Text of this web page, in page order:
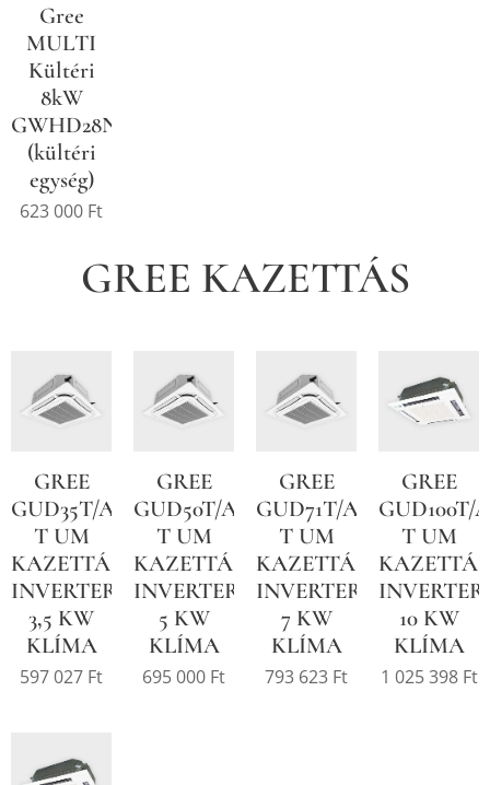
Gree
MULTI
Kültéri
8kW
GWHD28NK600
(kültéri
egység)
623 000 Ft
GREE KAZETTÁS
GREE
GUD35T/A-
T UM
KAZETTÁS
INVERTER
3,5 KW
KLÍMA
597 027 Ft
GREE
GUD50T/A-
T UM
KAZETTÁS
INVERTER
5 KW
KLÍMA
695 000 Ft
GREE
GUD71T/A-
T UM
KAZETTÁS
INVERTER
7 KW
KLÍMA
793 623 Ft
GREE
GUD100T/
T UM
KAZETTÁS
INVERTER
10 KW
KLÍMA
1 025 398Ft